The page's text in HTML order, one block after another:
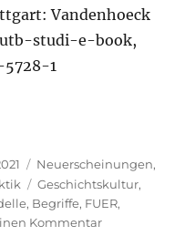
Vandenhoeck
studi-e-book,
5728-1
Kategorien
Neuerscheinungen,
Schlagwörter
Geschichtskultur,
, Begriffe, FUER,
Kommentarzu